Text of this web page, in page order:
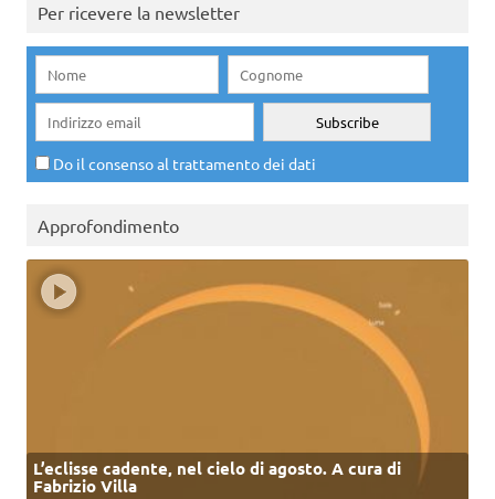
Per ricevere la newsletter
Do il consenso al trattamento dei dati
Approfondimento
L’eclisse cadente, nel cielo di agosto. A cura di
Fabrizio Villa